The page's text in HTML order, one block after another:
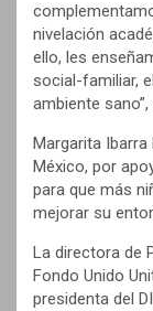
nivelación
ello, les
social-familiar,
ambiente
Margarita
México, por
para que más
mejorar su
La directora de
Fondo Unido
presidenta del